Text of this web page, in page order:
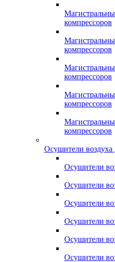
компрессоров
компрессоров
компрессоров
компрессоров
компрессоров
Осушители воздуха
Осушители
Осушители
Осушители
Осушители
Осушители
Осушители